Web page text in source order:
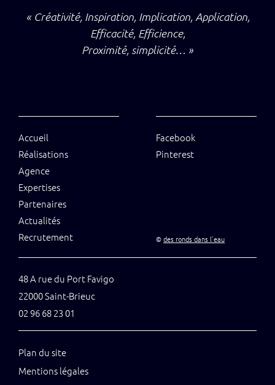
« Créativité, Inspiration, Implication, Application,
Efficacité, Efficience,
Proximité, simplicité… »
Plan du site
Mentions légales
48 A rue du Port Favigo
22000 Saint-Brieuc
02 96 68 23 01
Accueil
Réalisations
Agence
Expertises
Partenaires
Actualités
Recrutement
Facebook
Pinterest
©des ronds dans l’eau